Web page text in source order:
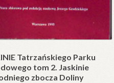
w wersji składanej.